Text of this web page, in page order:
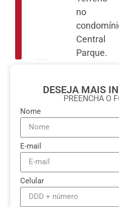
no
Central
Parque.
DESEJA MAIS
PREENCHA O
Nome
E-mail
Celular